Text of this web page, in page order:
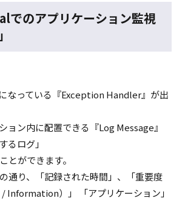
でのアプリケーション監視
になっている『Exception Handler』が出
ョン内に配置できる『Log Message』
るログ」
とができます。
通り、「記録された時間」、「重要度
/ Information）」 「アプリケーション」